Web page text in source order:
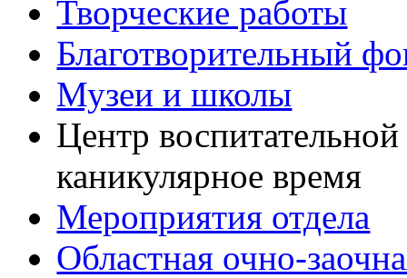
Творческие работы
Благотворительный
Музеи и школы
Центр
каникулярное время
Мероприятия отдела
Областная очно-